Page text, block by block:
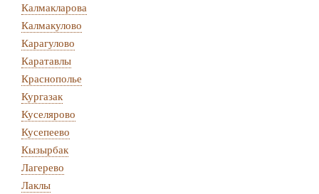
Калмакларова
Калмакулово
Карагулово
Каратавлы
Краснополье
Кургазак
Куселярово
Кусепеево
Кызырбак
Лагерево
Лаклы